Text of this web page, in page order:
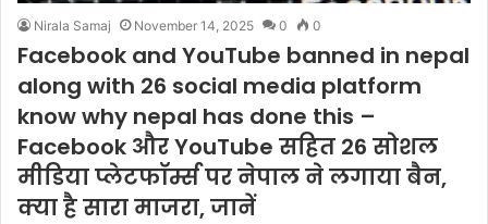
Nirala Samaj November 14, 2025 0 0
Facebook and YouTube banned in nepal
along with 26 social media platform
know why nepal has done this –
Facebook और YouTube सहित 26 सोशल
मीडिया प्लेटफॉर्म्स पर नेपाल ने लगाया बैन,
क्या है सारा माजरा, जानें